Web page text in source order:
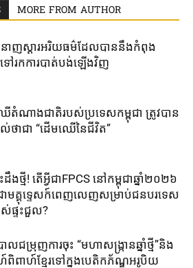
MORE FROM AUTHOR
នាញ​ស្តារ​អរិយធម៌​ដែល​បាននឹង​កំពុង​
រក​ការ​បាត់​បង់​ឡើង​វិញ​
តំណាងជាតិរបស់ប្រទេសកម្ពុជា ត្រូវបាន
ល់ថាជា “ដើមឈើនៃជីវិត”
ងថ្មី! តើអ្វីជាFPCS នៅកម្ពុជាឆ្នាំ២០២៦
មគ្គុទ្ទេសក៍ពេញលេញសម្រាប់ជនបរទេស
ស់ផ្ទះជួល?
ាលជម្រុញការចុះ “មហាសង្រ្កានឆ្នាំថ្មី”និង
ពិពាហ៍ខ្មែរទៅក្នុងបេតិកភ័ណ្ឌអរូបិយ